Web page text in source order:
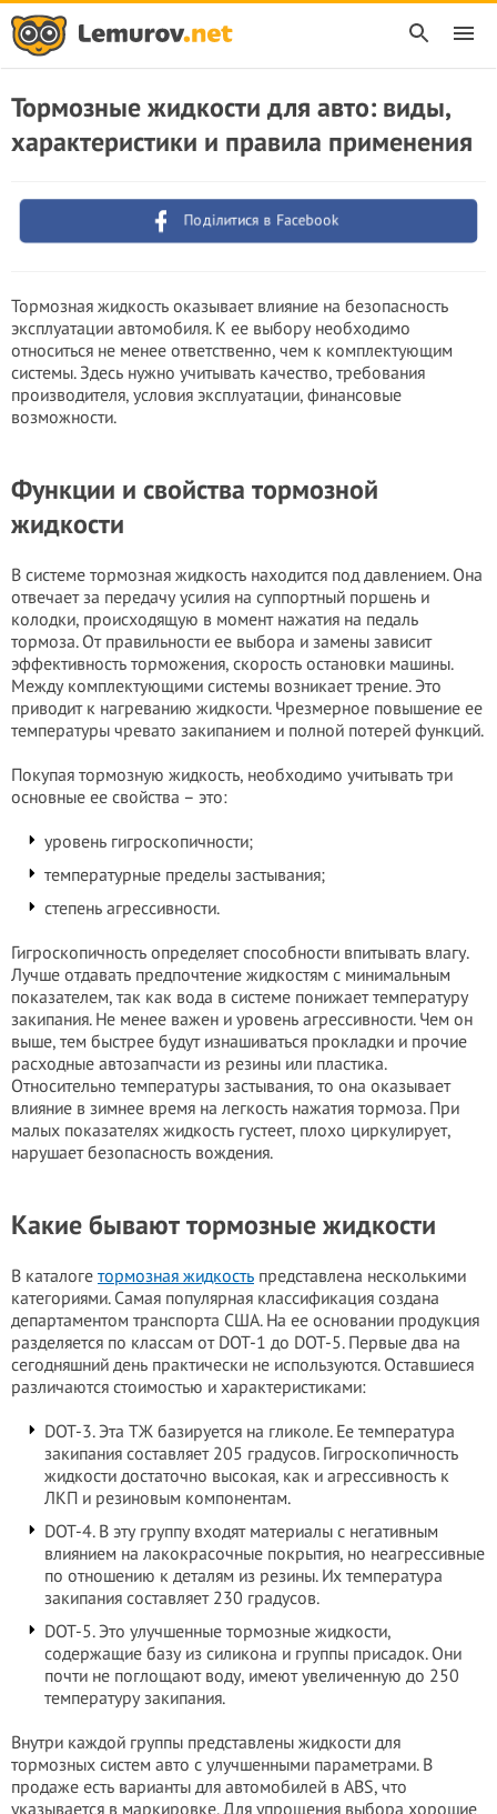
Тормозные жидкости для авто: виды,
характеристики и правила применения
Поділитися в Facebook
Тормозная жидкость оказывает влияние на безопасность
эксплуатации автомобиля. К ее выбору необходимо
относиться не менее ответственно, чем к комплектующим
системы. Здесь нужно учитывать качество, требования
производителя, условия эксплуатации, финансовые
возможности.
Функции и свойства тормозной
жидкости
В системе тормозная жидкость находится под давлением. Она
отвечает за передачу усилия на суппортный поршень и
колодки, происходящую в момент нажатия на педаль
тормоза. От правильности ее выбора и замены зависит
эффективность торможения, скорость остановки машины.
Между комплектующими системы возникает трение. Это
приводит к нагреванию жидкости. Чрезмерное повышение ее
температуры чревато закипанием и полной потерей функций.
Покупая тормозную жидкость, необходимо учитывать три
основные ее свойства – это:
уровень гигроскопичности;
температурные пределы застывания;
степень агрессивности.
Гигроскопичность определяет способности впитывать влагу.
Лучше отдавать предпочтение жидкостям с минимальным
показателем, так как вода в системе понижает температуру
закипания. Не менее важен и уровень агрессивности. Чем он
выше, тем быстрее будут изнашиваться прокладки и прочие
расходные автозапчасти из резины или пластика.
Относительно температуры застывания, то она оказывает
влияние в зимнее время на легкость нажатия тормоза. При
малых показателях жидкость густеет, плохо циркулирует,
нарушает безопасность вождения.
Какие бывают тормозные жидкости
В каталоге тормозная жидкость представлена несколькими
категориями. Самая популярная классификация создана
департаментом транспорта США. На ее основании продукция
разделяется по классам от DOT-1 до DOT-5. Первые два на
сегодняшний день практически не используются. Оставшиеся
различаются стоимостью и характеристиками:
DOT-3. Эта ТЖ базируется на гликоле. Ее температура
закипания составляет 205 градусов. Гигроскопичность
жидкости достаточно высокая, как и агрессивность к
ЛКП и резиновым компонентам.
DOT-4. В эту группу входят материалы с негативным
влиянием на лакокрасочные покрытия, но неагрессивные
по отношению к деталям из резины. Их температура
закипания составляет 230 градусов.
DOT-5. Это улучшенные тормозные жидкости,
содержащие базу из силикона и группы присадок. Они
почти не поглощают воду, имеют увеличенную до 250
температуру закипания.
Внутри каждой группы представлены жидкости для
тормозных систем авто с улучшенными параметрами. В
продаже есть варианты для автомобилей в ABS, что
указывается в маркировке. Для упрощения выбора хорошие